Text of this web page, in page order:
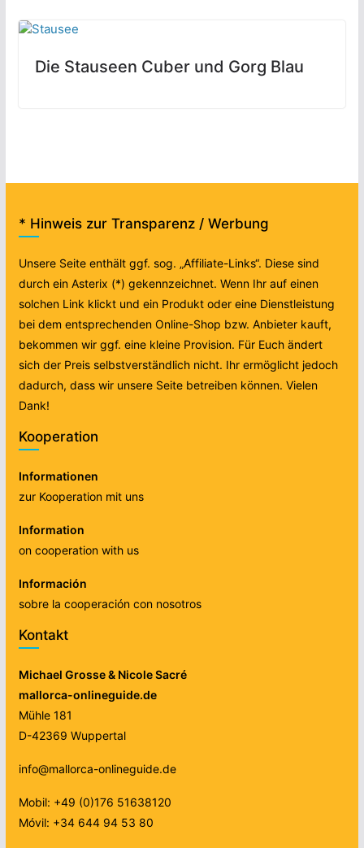
Die Stauseen Cuber und Gorg Blau
* Hinweis zur Transparenz / Werbung
Unsere Seite enthält ggf. sog. „Affiliate-Links“. Diese sind
durch ein Asterix (*) gekennzeichnet. Wenn Ihr auf einen
solchen Link klickt und ein Produkt oder eine Dienstleistung
bei dem entsprechenden Online-Shop bzw. Anbieter kauft,
bekommen wir ggf. eine kleine Provision. Für Euch ändert
sich der Preis selbstverständlich nicht. Ihr ermöglicht jedoch
dadurch, dass wir unsere Seite betreiben können. Vielen
Dank!
Kooperation
Informationen
zur Kooperation mit uns
Information
on cooperation with us
Información
sobre la cooperación con nosotros
Kontakt
Michael Grosse & Nicole Sacré
mallorca-onlineguide.de
Mühle 181
D-42369 Wuppertal
info@mallorca-onlineguide.de
Mobil: +49 (0)176 51638120
Móvil: +34 644 94 53 80